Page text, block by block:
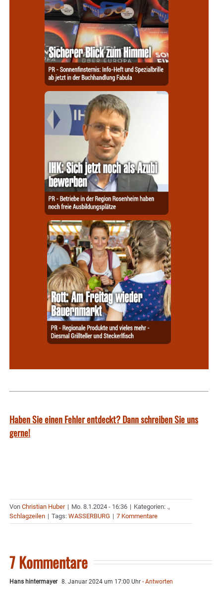
Haben Sie einen Fehler entdeckt? Dann schreiben Sie uns
gerne!
Von Christian Huber | Mo. 8.1.2024 - 16:36 | Kategorien: .,
Schlagzeilen | Tags: WASSERBURG | 7 Kommentare
7 Kommentare
Hans hintermayer 8. Januar 2024 um 17:00 Uhr - Antworten